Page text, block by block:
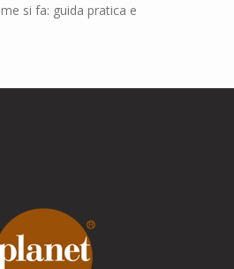
si fa: guida pratica e